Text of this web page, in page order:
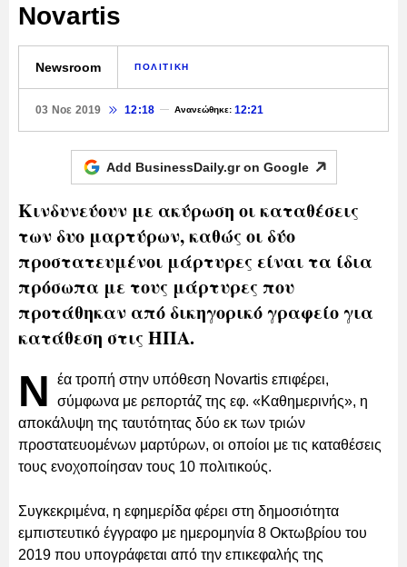
Novartis
Newsroom ΠΟΛΙΤΙΚΗ
03 Νοε 2019 12:18 Ανανεώθηκε: 12:21
Add BusinessDaily.gr on Google
Κινδυνεύουν με ακύρωση οι καταθέσεις
των δυο μαρτύρων, καθώς οι δύο
προστατευμένοι μάρτυρες είναι τα ίδια
πρόσωπα με τους μάρτυρες που
προτάθηκαν από δικηγορικό γραφείο για
κατάθεση στις ΗΠΑ.
Ν
έα τροπή στην υπόθεση Novartis επιφέρει,
σύμφωνα με ρεπορτάζ της εφ. «Καθημερινής», η
αποκάλυψη της ταυτότητας δύο εκ των τριών
προστατευομένων μαρτύρων, οι οποίοι με τις καταθέσεις
τους ενοχοποίησαν τους 10 πολιτικούς.
Συγκεκριμένα, η εφημερίδα φέρει στη δημοσιότητα
εμπιστευτικό έγγραφο με ημερομηνία 8 Οκτωβρίου του
2019 που υπογράφεται από την επικεφαλής της